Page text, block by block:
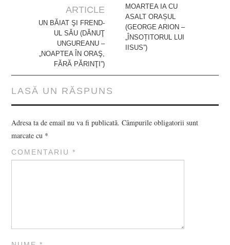
navigationARTICLE
UN BĂIAT ŞI FREND-
UL SĂU (DĂNUŢ
UNGUREANU –
„NOAPTEA ÎN ORAŞ,
FĂRĂ PĂRINŢI”)
MOARTEA IA CU
ASALT ORAȘUL
(GEORGE ARION –
„ÎNSOȚITORUL LUI
IISUS”)
LASĂ UN RĂSPUNS
Adresa ta de email nu va fi publicată. Câmpurile obligatorii sunt
marcate cu *
COMENTARIU*